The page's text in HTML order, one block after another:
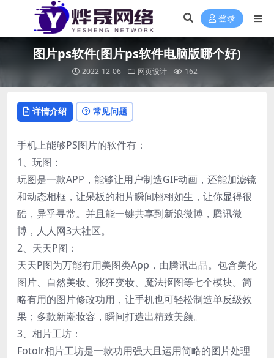
登录
图片ps软件(图片ps软件电脑版哪个好)
2022-12-06 网页设计 162
详情介绍 常见问题
手机上能够PS图片的软件有：
1、玩图：
玩图是一款APP，能够让用户制造GIF动画，还能加滤镜
和动态相框，让呆板的相片瞬间栩栩如生，让你显得很
酷，异乎寻常。并且能一键共享到新浪微博，腾讯微
博，人人网3大社区。
2、天天P图：
天天P图为万能有用美图类App，由腾讯出品。包含美化
图片、自然美妆、张狂变妆、魔法抠图等七个模块。简
略有用的图片修改功用，让手机也可轻松制造单反级效
果；多款新潮妆容，瞬间打造出精致美颜。
3、相片工坊：
Fotolr相片工坊是一款功用强大且运用简略的图片处理